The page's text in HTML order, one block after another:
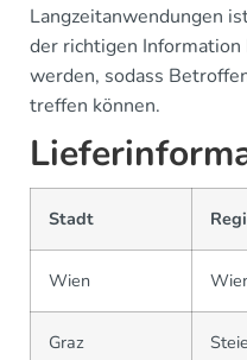
Langzeitanwendungen
der richtigen
werden, sodass
treffen können.
Stadt
Wien
Graz